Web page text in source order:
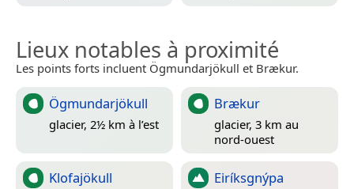
Lieux notables à proximité
Les points forts incluent Ögmundarjökull et Brækur.
Ögmundarjökull
glacier, 2½ km à l’est
Brækur
glacier, 3 km au
nord-ouest
Klofajökull Eiríksgnýpa